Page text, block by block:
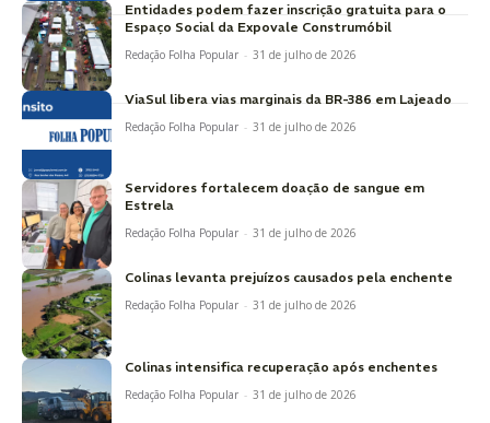
Entidades podem fazer inscrição gratuita para o
Espaço Social da Expovale Construmóbil
Redação Folha Popular - 31 de julho de 2026
ViaSul libera vias marginais da BR-386 em Lajeado
Redação Folha Popular - 31 de julho de 2026
Servidores fortalecem doação de sangue em
Estrela
Redação Folha Popular - 31 de julho de 2026
Colinas levanta prejuízos causados pela enchente
Redação Folha Popular - 31 de julho de 2026
Colinas intensifica recuperação após enchentes
Redação Folha Popular - 31 de julho de 2026